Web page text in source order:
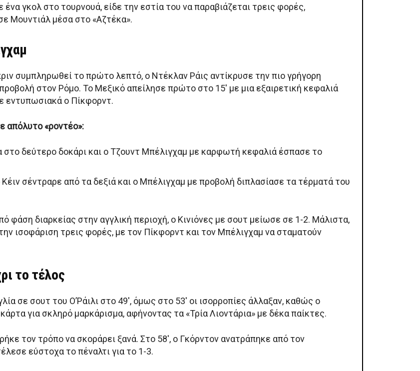
γκολ στο τουρνουά, είδε την εστία του να παραβιάζεται τρεις φορές,
Μουντιάλ μέσα στο «Αζτέκα».
συμπληρωθεί το πρώτο λεπτό, ο Ντέκλαν Ράις αντίκρυσε την πιο γρήγορη
στον Ρόμο. Το Μεξικό απείλησε πρώτο στο 15′ με μια εξαιρετική κεφαλιά
εντυπωσιακά ο Πίκφορντ.
απόλυτο «ροντέο»:
στο δεύτερο δοκάρι και ο Τζουντ Μπέλιγχαμ με καρφωτή κεφαλιά έσπασε το
Κέιν σέντραρε από τα δεξιά και ο Μπέλιγχαμ με προβολή διπλασίασε τα τέρματά του
φάση διαρκείας στην αγγλική περιοχή, ο Κινιόνες με σουτ μείωσε σε 1-2. Μάλιστα,
την ισοφάριση τρεις φορές, με τον Πίκφορντ και τον Μπέλιγχαμ να σταματούν
το τέλος
σε σουτ του Ο’Ράιλι στο 49′, όμως στο 53′ οι ισορροπίες άλλαξαν, καθώς ο
για σκληρό μαρκάρισμα, αφήνοντας τα «Τρία Λιοντάρια» με δέκα παίκτες.
τον τρόπο να σκοράρει ξανά. Στο 58′, ο Γκόρντον ανατράπηκε από τον
εύστοχα το πέναλτι για το 1-3.